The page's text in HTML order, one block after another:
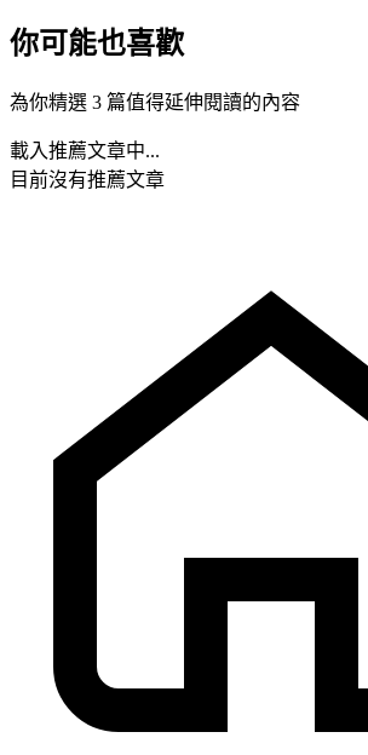
你可能也喜歡
為你精選 3 篇值得延伸閱讀的內容
載入推薦文章中...
目前沒有推薦文章